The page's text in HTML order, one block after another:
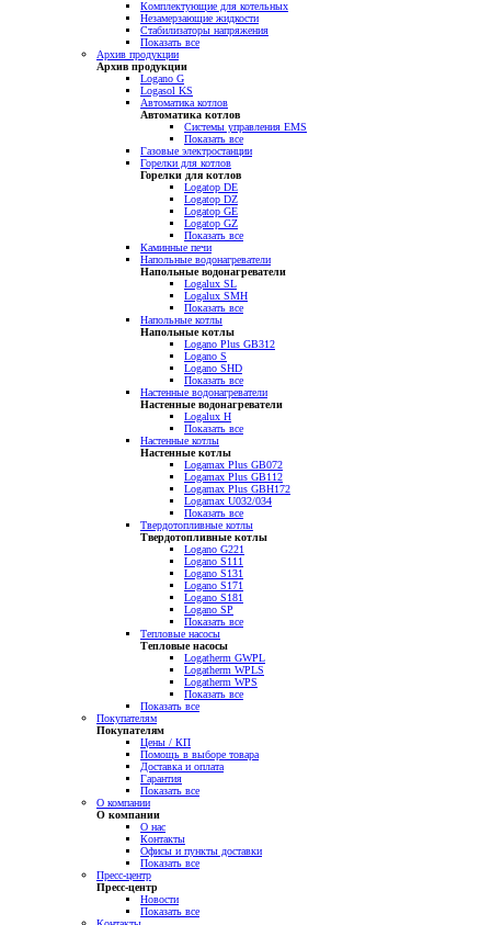
Комплектующие для котельных
Незамерзающие жидкости
Стабилизаторы напряжения
Показать все
Архив продукции
Архив продукции
Logano G
Logasol KS
Автоматика котлов
Автоматика котлов
Системы управления EMS
Показать все
Газовые электростанции
Горелки для котлов
Горелки для котлов
Logatop DE
Logatop DZ
Logatop GE
Logatop GZ
Показать все
Каминные печи
Напольные водонагреватели
Напольные водонагреватели
Logalux SL
Logalux SMH
Показать все
Напольные котлы
Напольные котлы
Logano Plus GB312
Logano S
Logano SHD
Показать все
Настенные водонагреватели
Настенные водонагреватели
Logalux H
Показать все
Настенные котлы
Настенные котлы
Logamax Plus GB072
Logamax Plus GB112
Logamax Plus GBH172
Logamax U032/034
Показать все
Твердотопливные котлы
Твердотопливные котлы
Logano G221
Logano S111
Logano S131
Logano S171
Logano S181
Logano SP
Показать все
Тепловые насосы
Тепловые насосы
Logatherm GWPL
Logatherm WPLS
Logatherm WPS
Показать все
Показать все
Покупателям
Покупателям
Цены / КП
Помощь в выборе товара
Доставка и оплата
Гарантия
Показать все
О компании
О компании
О нас
Контакты
Офисы и пункты доставки
Показать все
Пресс-центр
Пресс-центр
Новости
Показать все